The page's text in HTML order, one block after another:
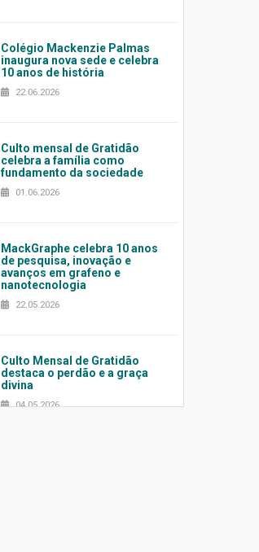
Colégio Mackenzie Palmas
inaugura nova sede e celebra
10 anos de história
22.06.2026
Culto mensal de Gratidão
celebra a família como
fundamento da sociedade
01.06.2026
MackGraphe celebra 10 anos
de pesquisa, inovação e
avanços em grafeno e
nanotecnologia
22.05.2026
Culto Mensal de Gratidão
destaca o perdão e a graça
divina
04.05.2026